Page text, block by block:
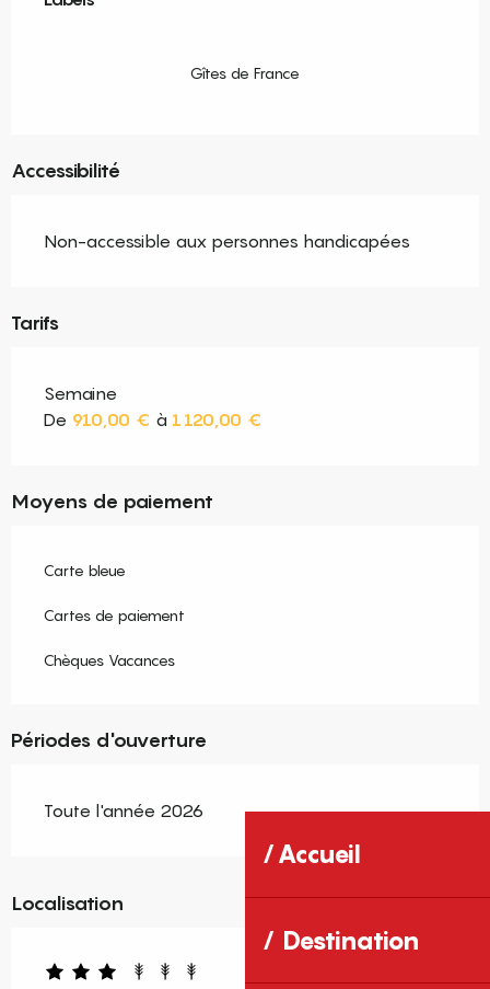
Accueil
Destination
Gîtes de France
Accessibilité
Non-accessible aux personnes handicapées
Tarifs
Semaine
De 910,00 € à 1 120,00 €
Moyens de paiement
Carte bleue
Cartes de paiement
Chèques Vacances
Périodes d'ouverture
Toute l'année 2026
Localisation